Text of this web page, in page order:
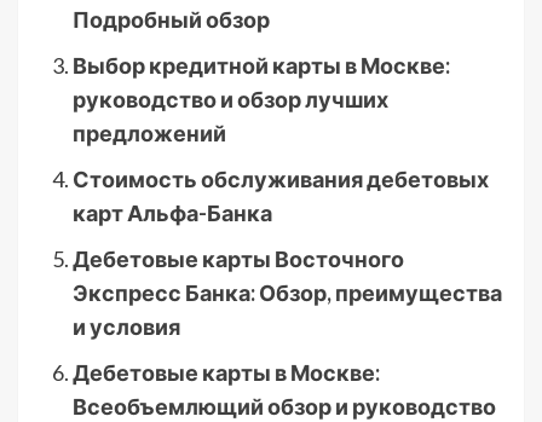
Подробный обзор
Выбор кредитной карты в Москве:
руководство и обзор лучших
предложений
Стоимость обслуживания дебетовых
карт Альфа-Банка
Дебетовые карты Восточного
Экспресс Банка: Обзор, преимущества
и условия
Дебетовые карты в Москве:
Всеобъемлющий обзор и руководство